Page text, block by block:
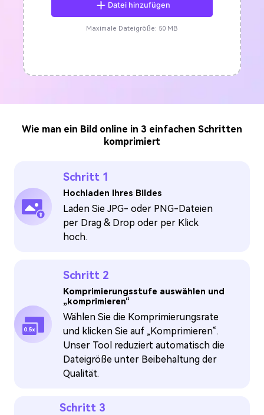
Datei hinzufügen
Maximale Dateigröße: 50 MB
Wie man ein Bild online in 3 einfachen Schritten
komprimiert
Schritt 1
Hochladen Ihres Bildes
Laden Sie JPG- oder PNG-Dateien
per Drag & Drop oder per Klick
hoch.
Schritt 2
Komprimierungsstufe auswählen und
„komprimieren“
Wählen Sie die Komprimierungsrate
und klicken Sie auf „Komprimieren“.
Unser Tool reduziert automatisch die
Dateigröße unter Beibehaltung der
Qualität.
Schritt 3